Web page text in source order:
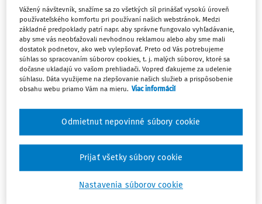
začiatok...
Celý odborný obsah z tejto oblasti je
dostupný predplatiteľom portálu.
obsahu a získajte prístup na 10 dní
zdarma, stačí sa len zaregistrovať.
Vďaka registrácii získate prístup aj k
vybranému obsahu:
Vážený návštevník, snažíme sa zo všetkých síl prinášať vysokú úroveň
používateľského komfortu pri používaní našich webstránok. Medzi
základné predpoklady patrí napr. aby správne fungovalo vyhľadávanie,
aby sme vás neobťažovali nevhodnou reklamou alebo aby sme mali
dostatok podnetov, ako web vylepšovať. Preto od Vás potrebujeme
súhlas so spracovaním súborov cookies, t. j. malých súborov, ktoré sa
dočasne ukladajú vo vašom prehliadači. Vopred ďakujeme za udelenie
súhlasu. Dáta využijeme na zlepšovanie našich služieb a prispôsobenie
obsahu webu priamo Vám na mieru. Viac informácií
Nastavenia súborov cookie
Odmietnut nepovinné súbory cookie
Prijať všetky súbory cookie